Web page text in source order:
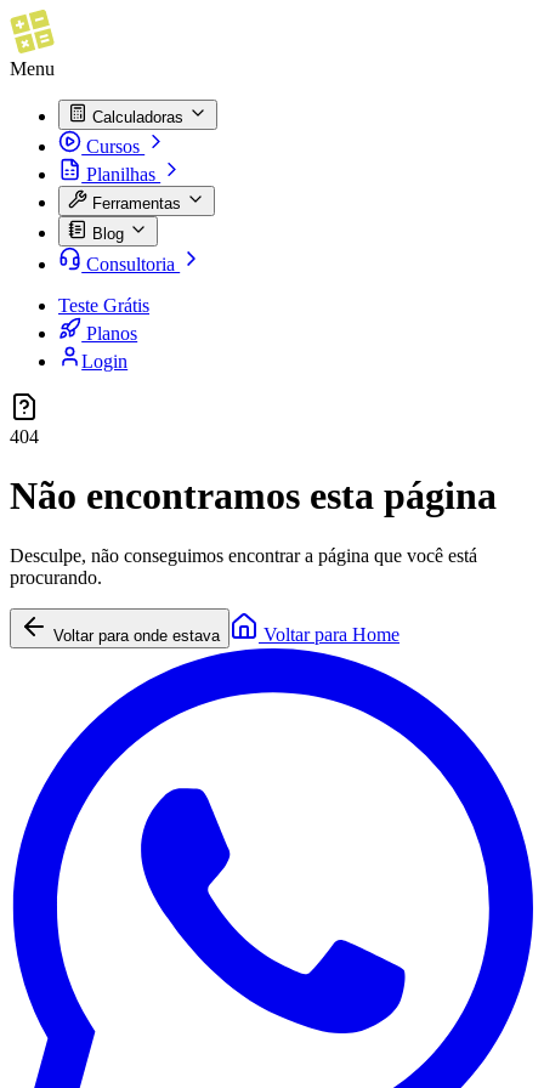
Menu
Calculadoras
Cursos
Planilhas
Ferramentas
Blog
Consultoria
Teste Grátis
Planos
Login
404
Não encontramos esta página
Desculpe, não conseguimos encontrar a página que você está
procurando.
Voltar para onde estava Voltar para Home